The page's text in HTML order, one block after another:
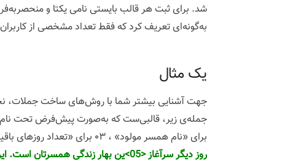
شد. برای ثبت هر قالب بایستی نامی یکتا و
به‌گونه‌ای تعریف کرد که فقط تعداد مشخصی از
یک مثال
جهت آشنایی بیشتر شما با روش‌های ساخت جملات،
برای «نام همسر مولود» ، ۰۳ برای «تعداد روزهای باقیمانده» تا روز تولد و ۰۵ که معرف «سن مولود +‌۱» است ، استفاده شده‌است. جمله‌ی ثبت‌شده به شکل زیر است :
روز دیگر سرآغاز <05>ین بهار زندگی همسرتان است. این ایام بر شما خوش باد!